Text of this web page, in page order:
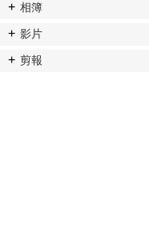
相簿
影片
剪報